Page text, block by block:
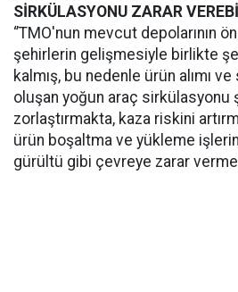
SİRKÜLASYONU ZARAR
‘’TMO'nun mevcut depolarının
şehirlerin gelişmesiyle birlikte
kalmış, bu nedenle ürün alımı ve
oluşan yoğun araç sirkülasyonu
zorlaştırmakta, kaza riskini
ürün boşaltma ve yükleme
gürültü gibi çevreye zarar